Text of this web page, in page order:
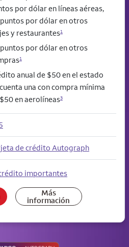
por dólar en líneas aéreas,
por dólar en otros
y restaurantes1
por dólar en otros
1
anual de $50 en el estado
una con compra mínima
en aerolíneas3
de crédito Autograph
importantes
Más
información